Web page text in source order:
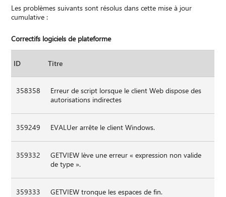
Les problèmes suivants sont résolus dans cette mise à jour
cumulative :
Correctifs logiciels de plateforme
ID Titre
358358
Erreur de script lorsque le client Web dispose des
autorisations indirectes
359249 EVALUer arrête le client Windows.
359332
GETVIEW lève une erreur « expression non valide
de type ».
359333 GETVIEW tronque les espaces de fin.